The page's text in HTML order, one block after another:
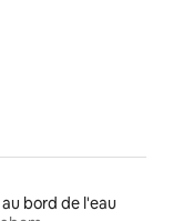
bord de l'eau